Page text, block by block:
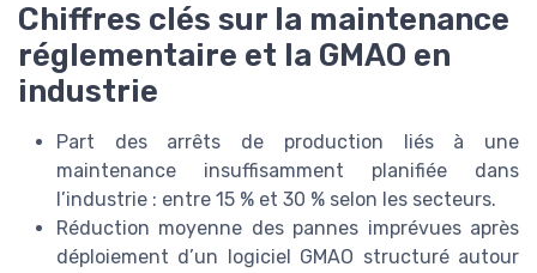
Chiffres clés sur la maintenance
réglementaire et la GMAO en
industrie
Part des arrêts de production liés à une
maintenance insuffisamment planifiée dans
l’industrie : entre 15 % et 30 % selon les secteurs.
Réduction moyenne des pannes imprévues après
déploiement d’un logiciel GMAO structuré autour